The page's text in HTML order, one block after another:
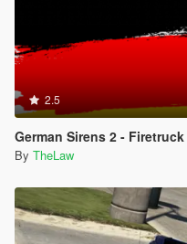
2.5
German Sirens 2 - Firetruck
By TheLaw